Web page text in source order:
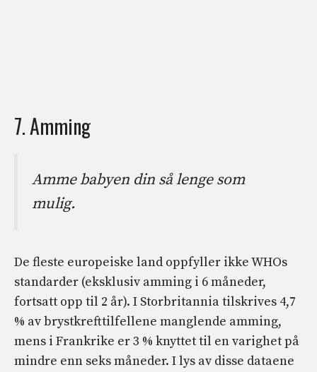
7. Amming
Amme babyen din så lenge som
mulig.
De fleste europeiske land oppfyller ikke WHOs
standarder (eksklusiv amming i 6 måneder,
fortsatt opp til 2 år). I Storbritannia tilskrives 4,7
% av brystkrefttilfellene manglende amming,
mens i Frankrike er 3 % knyttet til en varighet på
mindre enn seks måneder. I lys av disse dataene